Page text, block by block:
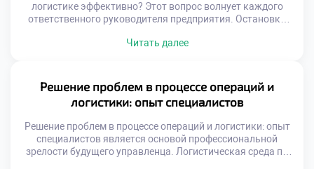
логистике эффективно? Этот вопрос волнует каждого
ответственного руководителя предприятия. Остановки
бизнесу. Нарушение ритма поставок разрушает доверие
Выпускники должны уметь обеспечивать
бесперебойность всех процессов. Навык предотвращения
сбоев ценится работодателями чрезвычайно высоко.
Профессионализм измеряется именно отсутствием […]
Читать далее
Решение проблем в процессе операций и
логистики: опыт специалистов
Решение проблем в процессе операций и логистики: опыт
специалистов является основой профессиональной
зрелости будущего управленца. Логистическая среда по